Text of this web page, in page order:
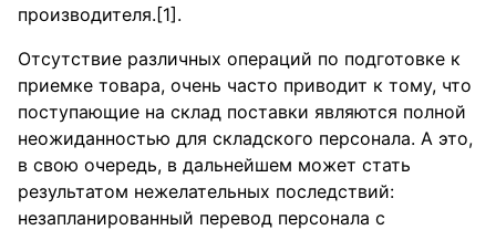
производителя.[1].
Отсутствие различных операций по подготовке к
приемке товара, очень часто приводит к тому, что
поступающие на склад поставки являются полной
неожиданностью для складского персонала. А это,
в свою очередь, в дальнейшем может стать
результатом нежелательных последствий:
незапланированный перевод персонала с